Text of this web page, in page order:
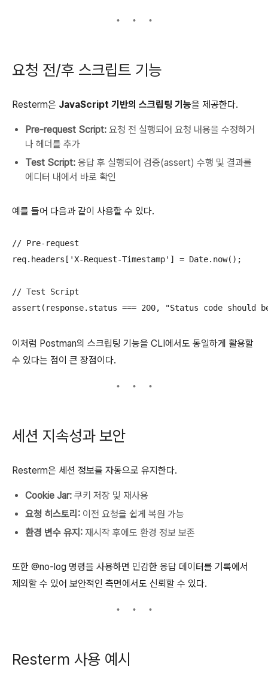
요청 전/후 스크립트 기능
Resterm은 JavaScript 기반의 스크립팅 기능을 제공한다.
Pre-request Script: 요청 전 실행되어 요청 내용을 수정하거
나 헤더를 추가
Test Script: 응답 후 실행되어 검증(assert) 수행 및 결과를
에디터 내에서 바로 확인
예를 들어 다음과 같이 사용할 수 있다.
// Pre-request
req.headers['X-Request-Timestamp'] = Date.now();
// Test Script
이처럼 Postman의 스크립팅 기능을 CLI에서도 동일하게 활용할
수 있다는 점이 큰 장점이다.
세션 지속성과 보안
Resterm은 세션 정보를 자동으로 유지한다.
Cookie Jar: 쿠키 저장 및 재사용
요청 히스토리: 이전 요청을 쉽게 복원 가능
환경 변수 유지: 재시작 후에도 환경 정보 보존
또한 @no-log 명령을 사용하면 민감한 응답 데이터를 기록에서
제외할 수 있어 보안적인 측면에서도 신뢰할 수 있다.
Resterm 사용 예시